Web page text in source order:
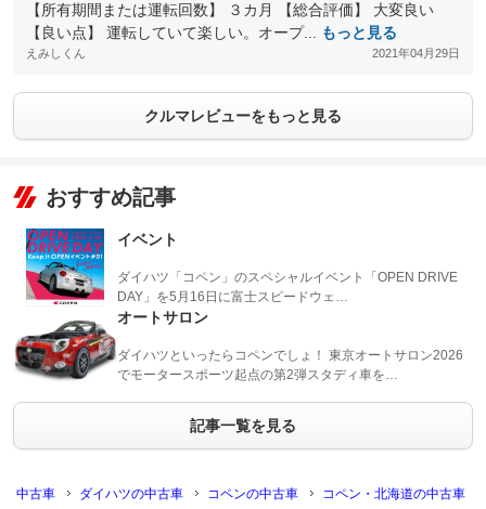
【所有期間または運転回数】 ３カ月 【総合評価】 大変良い
【良い点】 運転していて楽しい。オープ...
もっと見る
えみしくん 2021年04月29日
クルマレビューをもっと見る
おすすめ記事
イベント
ダイハツ「コペン」のスペシャルイベント「OPEN DRIVE
DAY」を5月16日に富士スピードウェ…
オートサロン
ダイハツといったらコペンでしょ！ 東京オートサロン2026
でモータースポーツ起点の第2弾スタディ車を…
記事一覧を見る
中古車 ダイハツの中古車 コペンの中古車 コペン・北海道の中古車